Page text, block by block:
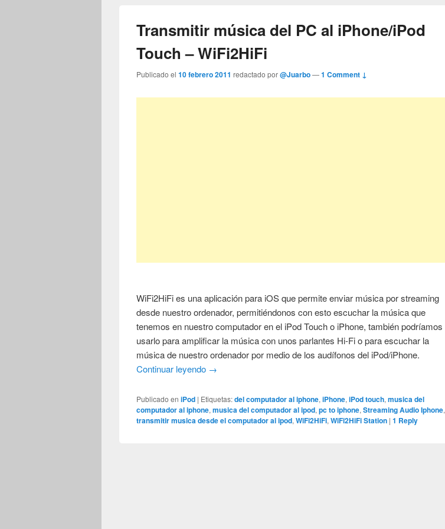
Transmitir música del PC al iPhone/iPod
Touch – WiFi2HiFi
Publicado el10 febrero 2011 redactado por@Juarbo—1 Comment ↓
WiFi2HiFi es una aplicación para iOS que permite enviar música por streaming
desde nuestro ordenador, permitiéndonos con esto escuchar la música que
tenemos en nuestro computador en el iPod Touch o iPhone, también podríamos
usarlo para amplificar la música con unos parlantes Hi-Fi o para escuchar la
música de nuestro ordenador por medio de los audífonos del iPod/iPhone.
Continuar leyendo →
Publicado en iPod | Etiquetas:del computador al iphone,iPhone,iPod touch,musica del
computador al iphone,musica del computador al ipod,pc to iphone,Streaming Audio Iphone,
transmitir musica desde el computador al ipod,WiFi2HiFi,WiFi2HiFi Station |1 Reply